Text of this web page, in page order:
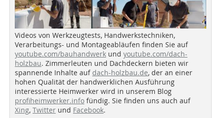
Videos von Werkzeugtests, Handwerkstechniken,
Verarbeitungs- und Montageabläufen finden Sie auf
youtube.com/bauhandwerk und youtube.com/dach-
holzbau. Zimmerleuten und Dachdeckern bieten wir
spannende Inhalte auf dach-holzbau.de, der an einer
hohen Qualität der handwerklichen Ausführung
interessierte Heimwerker wird in unserem Blog
profiheimwerker.info fündig. Sie finden uns auch auf
Xing, Twitter und Facebook.